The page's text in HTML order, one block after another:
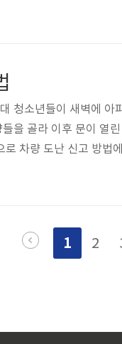
들이 힘을 모아 2020
리 공원 ..
청소년들이 새벽에 아
을 골라 이후 문이 열
로 차량 도난 신고 방법
관할 거주지의 관할
난당한 차량의 상태,
1 2